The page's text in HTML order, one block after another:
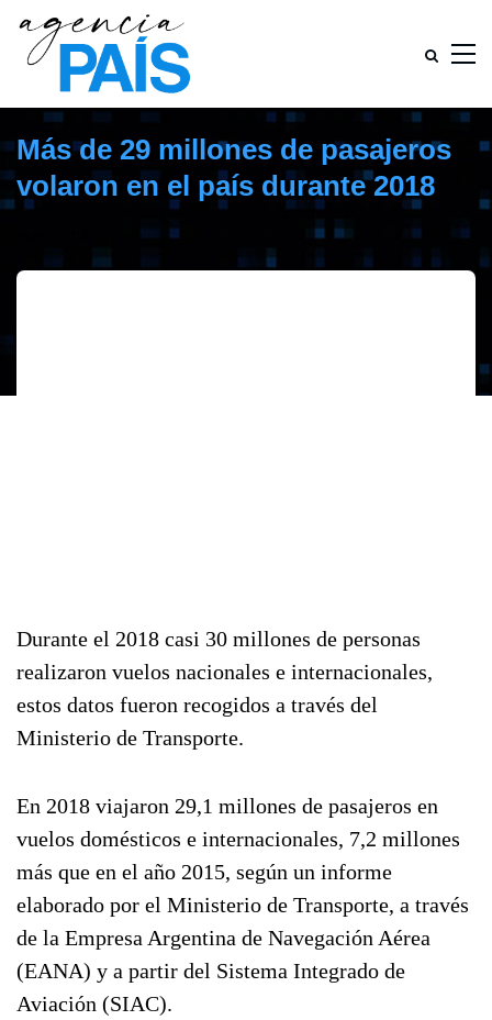
Más de 29 millones de pasajeros
volaron en el país durante 2018
Durante el 2018 casi 30 millones de personas
realizaron vuelos nacionales e internacionales,
estos datos fueron recogidos a través del
Ministerio de Transporte.
En 2018 viajaron 29,1 millones de pasajeros en
vuelos domésticos e internacionales, 7,2 millones
más que en el año 2015, según un informe
elaborado por el Ministerio de Transporte, a través
de la Empresa Argentina de Navegación Aérea
(EANA) y a partir del Sistema Integrado de
Aviación (SIAC).